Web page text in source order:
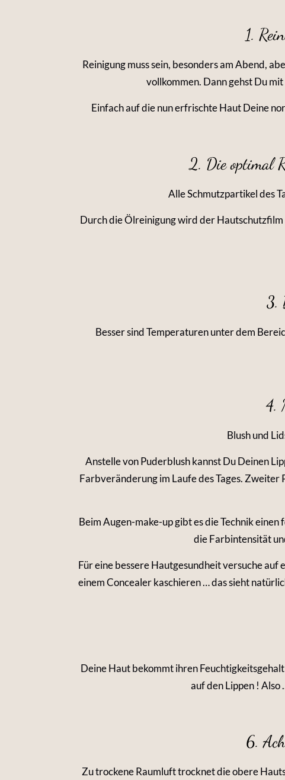
1.
Reinigung muss sein, besonders am Abend,
vollkommen. Dann gehst Du
Einfach auf die nun erfrischte Haut Deine
2. Die optimal
Alle Schmutzpartikel des
Durch die Ölreinigung wird der
3.
Besser sind Temperaturen unter dem
4.
Blush und
Anstelle von Puderblush kannst Du Deinen
Farbveränderung im Laufe des Tages.
Beim Augen-make-up gibt es die Technik
die Farbintensität
Für eine bessere Hautgesundheit versuche
einem Concealer kaschieren … das sieht
Deine Haut bekommt ihren
auf den Lippen !
6.
Zu trockene Raumluft trocknet die obere